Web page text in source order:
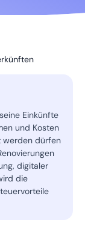
Einkünfte
und Kosten
werden dürfen
digitaler
die